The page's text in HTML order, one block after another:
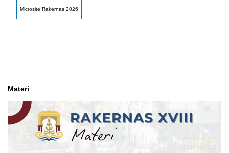
Microsite Rakernas 2026
Materi